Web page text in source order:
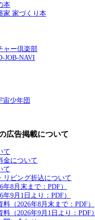
本
家 家づくり本
ャー倶楽部
JOB-NAVI
宙少年団
広告掲載について
て
金について
て
リビング折込について
8月末まで：PDF）
9月1日より：PDF）
（2026年8月末まで：PDF）
（2026年9月1日より：PDF）